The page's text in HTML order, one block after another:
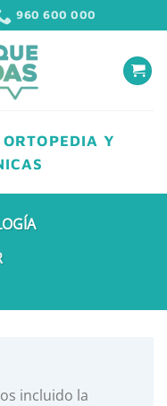
960 600 000
Y
incluido la